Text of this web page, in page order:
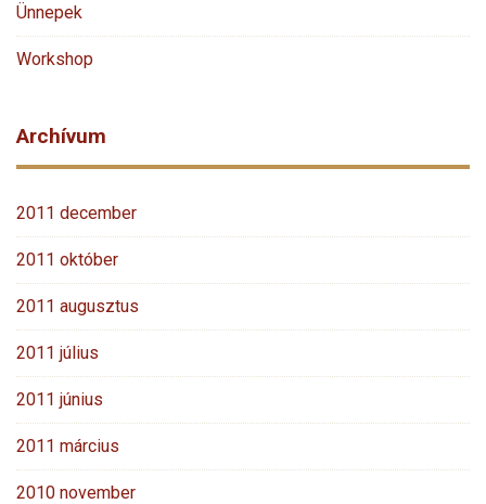
Ünnepek
Workshop
Archívum
2011 december
2011 október
2011 augusztus
2011 július
2011 június
2011 március
2010 november